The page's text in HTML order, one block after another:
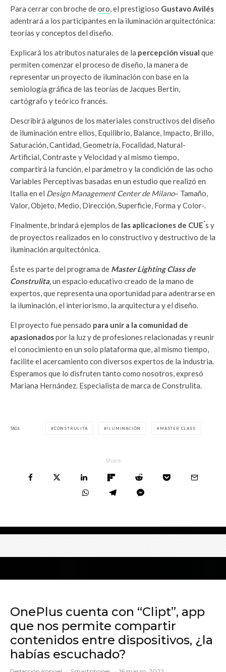
Para cerrar con broche deoro, el prestigioso Gustavo Avilés
adentrará a los participantes en la iluminación arquitectónica:
teorías y conceptos del diseño.
Explicará los atributos naturales de la percepción visual que
permiten comenzar el proceso de diseño, la manera de
representar un proyecto de iluminación con base en la
semiología gráfica de las teorías de Jacques Bertin,
cartógrafo y teórico francés.
Describirá algunos de los materiales constructivos del diseño
de iluminación entre ellos, Equilibrio, Balance, Impacto, Brillo,
Saturación, Cantidad, Geometría, Focalidad, Natural-
Artificial, Contraste y Velocidad y al mismo tiempo,
compartirá la función, el parámetro y la condición de las ocho
Variables Perceptivas basadas en un estudio que realizó en
Italia en el Design Management Center de Milano– Tamaño,
Valor, Objeto, Medio, Dirección, Superficie, Forma y Color-.
Finalmente, brindará ejemplos de las aplicaciones de CUE ́ s y
de proyectos realizados en lo constructivo y destructivo de la
iluminación arquitectónica.
Éste es parte del programa de Master Lighting Class de
Construlita,un espacio educativo creado de la mano de
expertos, que representa una oportunidad para adentrarse en
la iluminación, el interiorismo, la arquitectura y el diseño.
El proyecto fue pensado para unir a la comunidad de
apasionadospor la luz y de profesiones relacionadas y reunir
el conocimiento en un solo plataforma que, al mismo tiempo,
facilite el acercamiento con diversos expertos de la industria.
Esperamos que lo disfruten tanto como nosotros, expresó
Mariana Hernández. Especialista de marca de Construlita.
TAGS CONSTRULITA ILUMINACIÓN MASTER CLASS
Share
OnePlus cuenta con “Clipt”, app
que nos permite compartir
contenidos entre dispositivos, ¿la
habías escuchado?